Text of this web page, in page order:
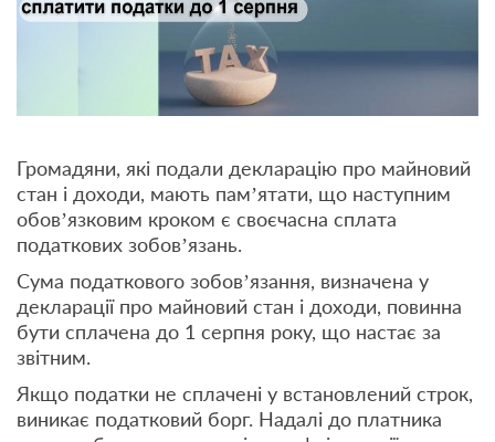
Громадяни, які подали декларацію про майновий
стан і доходи, мають пам’ятати, що наступним
обов’язковим кроком є своєчасна сплата
податкових зобов’язань.
Сума податкового зобов’язання, визначена у
декларації про майновий стан і доходи, повинна
бути сплачена до 1 серпня року, що настає за
звітним.
Якщо податки не сплачені у встановлений строк,
виникає податковий борг. Надалі до платника